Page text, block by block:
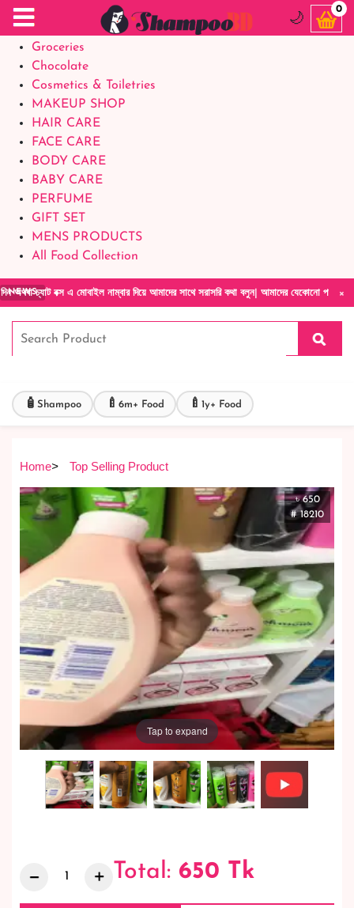
Food Supplements
Baby Foods
Groceries
Chocolate
Cosmetics & Toiletries
MAKEUP SHOP
HAIR CARE
FACE CARE
BODY CARE
BABY CARE
PERFUME
GIFT SET
MENS PRODUCTS
All Food Collection
×
NEWS
এ মোবাইল নাম্বার দিয়ে আমাদের সাথে সরাসরি কথা বলুন| আমাদের যেকোনো পণ্য হাতে নিয়ে
🌙
0
🧴 Shampoo 🍼 6m+ Food 🍼 1y+ Food
Home> Top Selling Product
৳ 650
# 18210
Tap to expand
Total: 650 Tk